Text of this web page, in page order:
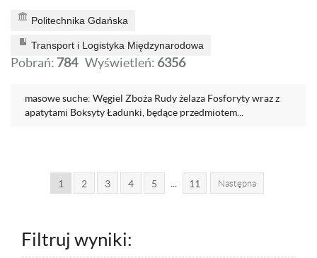
Politechnika Gdańska
Transport i Logistyka Międzynarodowa
Pobrań: 784 Wyświetleń: 6356
masowe suche: Węgiel Zboża Rudy żelaza Fosforyty wraz z
apatytami Boksyty Ładunki, będące przedmiotem...
1 2 3 4 5 11 Następna
Filtruj wyniki: